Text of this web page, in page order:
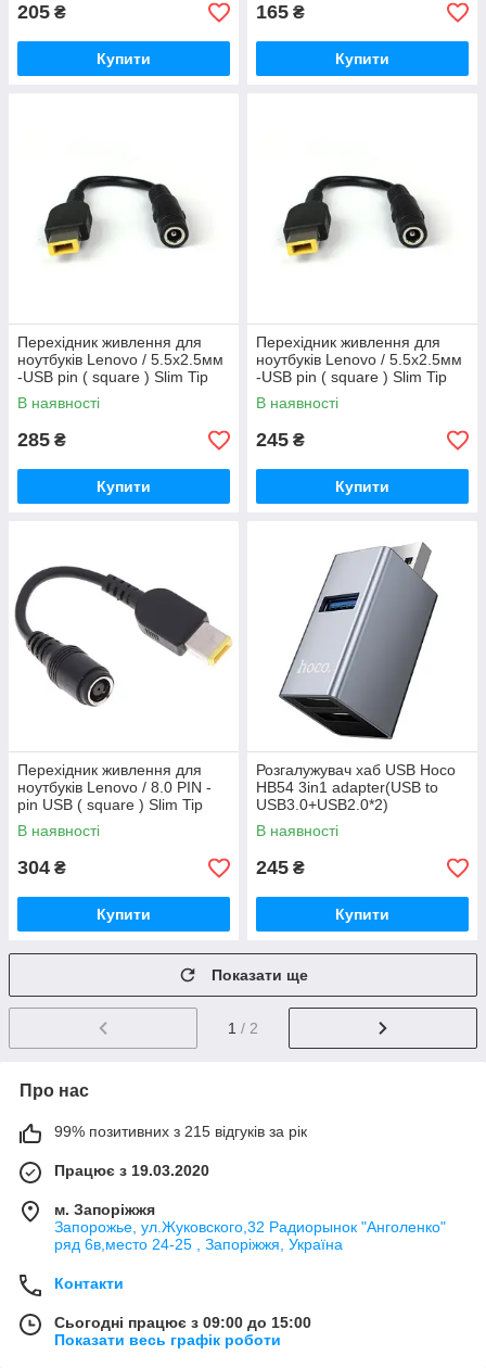
205 ₴
Купити
165 ₴
Купити
Перехідник живлення для
ноутбуків Lenovo / 5.5x2.5мм
-USB pin ( square ) Slim Tip
В наявності
285 ₴
Купити
Перехідник живлення для
ноутбуків Lenovo / 5.5x2.5мм
-USB pin ( square ) Slim Tip
В наявності
245 ₴
Купити
Перехідник живлення для
ноутбуків Lenovo / 8.0 PIN -
pin USB ( square ) Slim Tip
В наявності
304 ₴
Купити
Розгалужувач хаб USB Hoco
HB54 3in1 adapter(USB to
USB3.0+USB2.0*2)
В наявності
245 ₴
Купити
Показати ще
1 / 2
Про нас
99% позитивних з 215 відгуків за рік
Працює з 19.03.2020
м. Запоріжжя
Запорожье, ул.Жуковского,32 Радиорынок "Анголенко"
ряд 6в,место 24-25 , Запоріжжя, Україна
Контакти
Сьогодні працює з 09:00 до 15:00
Показати весь графік роботи